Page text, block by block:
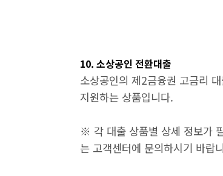
10. 소상공인 전환대출
소상공인의 제2금융권 고금리
지원하는 상품입니다.
※ 각 대출 상품별 상세 정보가
는 고객센터에 문의하시기 바랍